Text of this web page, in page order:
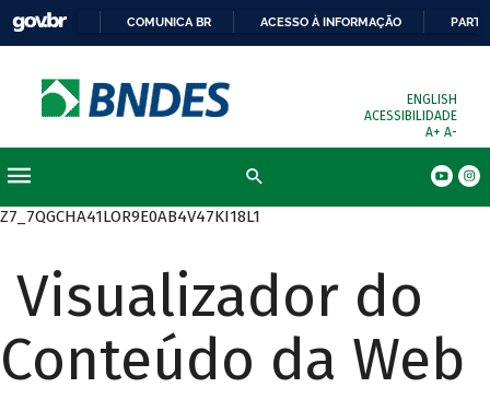
COMUNICA BR ACESSO À INFORMAÇÃO
ENGLISH
ACESSIBILIDADE
A+ A-
Z7_7QGCHA41LOR9E0AB4V47KI18L1
Visualizador do
Conteúdo da Web